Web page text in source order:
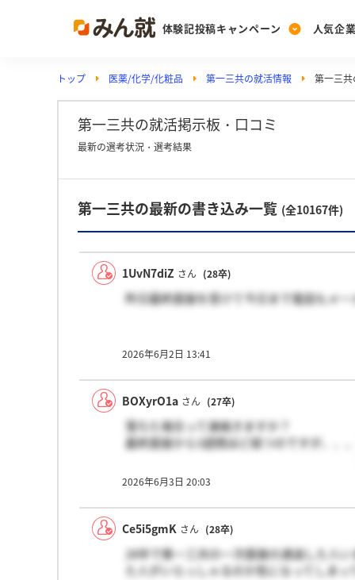
体験記投稿キャンペーン
Post
投稿する
人気企
Ranking
ランキングを見る
Vote
投票する
PickUp
注目の企業特集
動画で知ろう！業界
トップ 医薬/化学/化粧品 第一三共の就活情報 第一三
第一三共の就活掲示板・口コミ
最新の選考状況・選考結果
第一三共の最新の書き込み一覧 (全10167件)
1UvN7diZ さん (28卒)
昨日最終面接を受けて今日まで電話もメ
2026年6月2日 13:41
BOXyrO1a さん (27卒)
落ちた場合って連絡きますか？
最終面接から3週間ほど経つのですが、、
2026年6月3日 20:03
Ce5i5gmK さん (28卒)
28卒で第一三共の一次面接の通過した人
た人がいらっしゃるのか気になってしまっ